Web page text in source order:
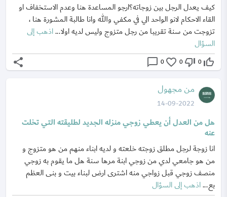
كيف يعدل الرجل بين زوجاته؟ارجو المساعدة هنا وعدم الاستخفاف او
القاء الاحكام لانو الواحد الي في مكفي والله وانا طالبة المشورة هنا ،
تزوجت من سنة تقريبا من رجل متزوج وليس لديه اولا...اذهب إلى
السؤال
thumb_up_off_alt
0
thumb_down_off_alt
0
favorite_border
0
chat_bubble_outline
share
من مجهول
14-09-2022
هل من العدل أن يعطي زوجي منزله الجديد لطليقته التي تخلت
عنه
انا زوجة لرجل مطلق زوجته خلعته و لديه ابناء منهم من هو متزوج و
من هو جامعي لدي من زوجي ابنة مرها سنة هل ما يقوم به زوجي
منصف زوجي قبل زواجي منه اشترى ارض لبناء بيت و بنى العظم
بع...اذهب إلى السؤال